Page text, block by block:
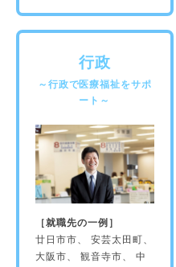
行政
～行政で医療福祉をサポ
ート～
［就職先の一例］
廿日市市、 安芸太田町、
大阪市、 観音寺市、 中